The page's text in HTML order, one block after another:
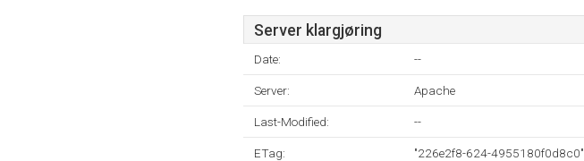
Server klargjøring
Date: --
Server: Apache
Last-Modified: --
ETag: "226e2f8-624-4955180f0d8c0"